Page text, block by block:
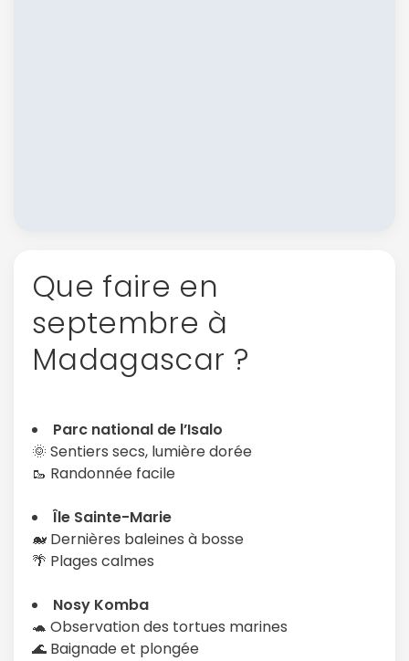
Que faire en
septembre à
Madagascar ?
Parc national de l’Isalo
🌞 Sentiers secs, lumière dorée
🥾 Randonnée facile
Île Sainte-Marie
🐋 Dernières baleines à bosse
🌴 Plages calmes
Nosy Komba
🐢 Observation des tortues marines
🌊 Baignade et plongée